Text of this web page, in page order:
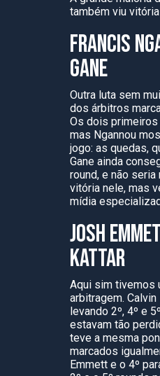
também viu
FRANCIS
GANE
Outra luta sem
dos árbitros
Os dois primeiros
mas Ngannou
jogo: as quedas,
Gane ainda
round, e não seria
vitória nele, mas
mídia
JOSH
KATTAR
Aqui sim tivemos
arbitragem.
levando 2º, 4º e
estavam tão
teve a mesma
marcados
Emmett e o 4º